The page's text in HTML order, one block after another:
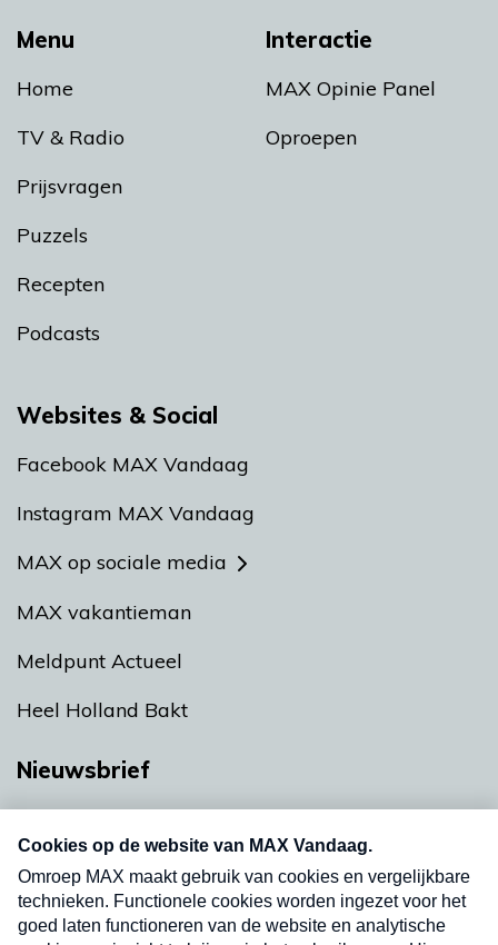
Menu
Home
TV & Radio
Prijsvragen
Puzzels
Recepten
Podcasts
Interactie
MAX Opinie Panel
Oproepen
Websites & Social
Facebook MAX Vandaag
Instagram MAX Vandaag
MAX op sociale media
MAX vakantieman
Meldpunt Actueel
Heel Holland Bakt
Nieuwsbrief
nieuwsbrief. Elke vrijdag- en dinsdagochtend in
uw mailbox.
Verzend